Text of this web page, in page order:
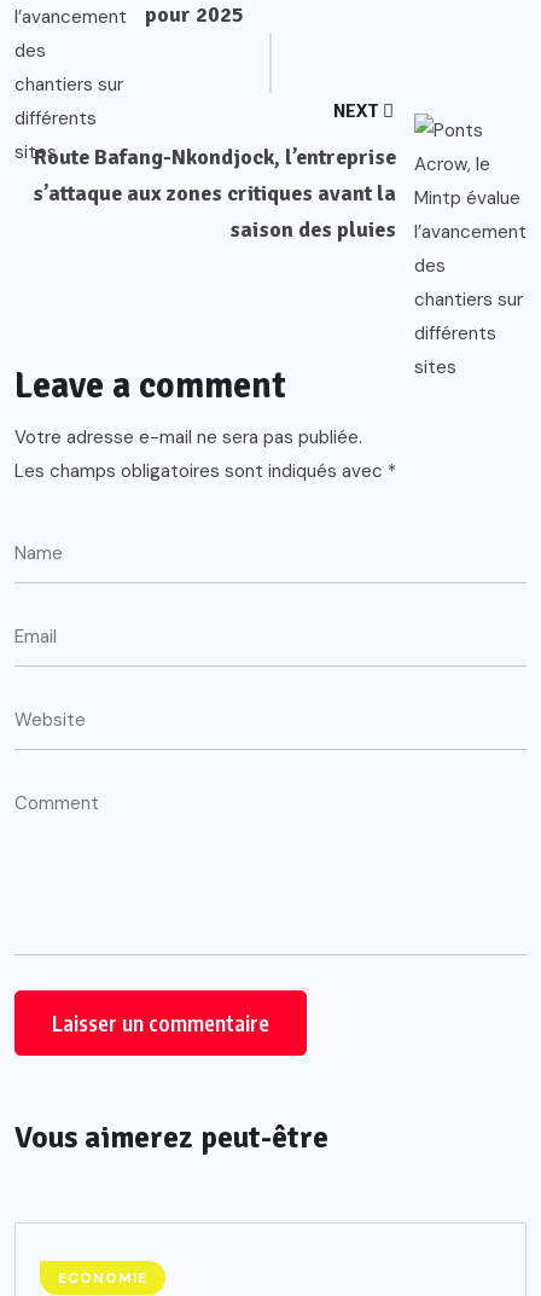
pour 2025
NEXT
Route Bafang-Nkondjock, l’entreprise
s’attaque aux zones critiques avant la
saison des pluies
Leave a comment
Votre adresse e-mail ne sera pas publiée.
Les champs obligatoires sont indiqués avec *
Vous aimerez peut-être
ECONOMIE